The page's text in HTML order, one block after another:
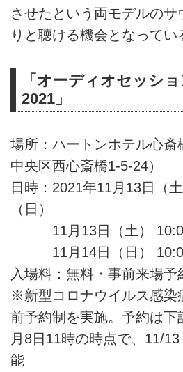
させたという両モデルのサ
りと聴ける機会となってい
「オーディオセッシ
2021」
場所：ハートンホテル心斎
中央区西心斎橋1-5-24）
日時：2021年11月13日（
（日）
11月13日（土）
11月14日（日）
入場料：無料・事前来場予
※新型コロナウイルス感染
前予約制を実施。予約は下
月8日11時の時点で、11/
能